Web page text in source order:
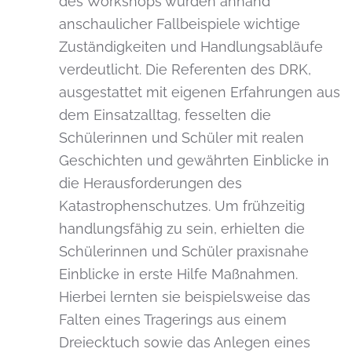
anschaulicher Fallbeispiele wichtige
Zuständigkeiten und Handlungsabläufe
verdeutlicht. Die Referenten des DRK,
ausgestattet mit eigenen Erfahrungen aus
dem Einsatzalltag, fesselten die
Schülerinnen und Schüler mit realen
Geschichten und gewährten Einblicke in
die Herausforderungen des
Katastrophenschutzes. Um frühzeitig
handlungsfähig zu sein, erhielten die
Schülerinnen und Schüler praxisnahe
Einblicke in erste Hilfe Maßnahmen.
Hierbei lernten sie beispielsweise das
Falten eines Tragerings aus einem
Dreiecktuch sowie das Anlegen eines